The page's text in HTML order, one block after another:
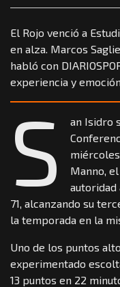
El Rojo venció a
en alza. Marcos
habló con
experiencia y
S
an Isidro
Manno,
autoridad
71, alcanzando su
la temporada en la
Uno de los puntos
experimentado
13 puntos en 22